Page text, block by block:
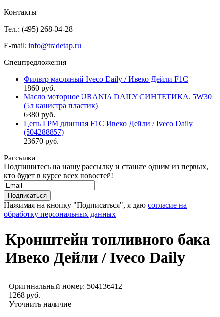
Контакты
Тел.: (495) 268-04-28
E-mail: info@tradetap.ru
Спецпредложения
Фильтр масляный Iveco Daily / Ивеко Дейли F1C
1860 руб.
Масло моторное URANIA DAILY СИНТЕТИКА. 5W30
(5л канистра пластик)
6380 руб.
Цепь ГРМ длинная F1C Ивеко Дейли / Iveco Daily
(504288857)
23670 руб.
Рассылка
Подпишитесь на нашу рассылку и станьте одним из первых,
кто будет в курсе всех новостей!
Нажимая на кнопку "Подписаться", я даю согласие на
обработку персональных данных
Кронштейн топливного бака
Ивеко Дейли / Iveco Daily
Оригинальный номер: 504136412
1268 руб.
Уточнить наличие